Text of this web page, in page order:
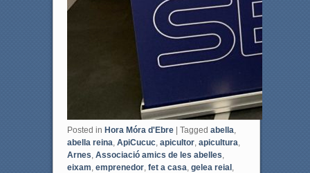
Posted in Hora Móra d'Ebre Tagged abella,
abella reina, ApiCucuc, apicultor, apicultura,
Arnes, Associació amics de les abelles,
eixam, emprenedor, fet a casa, gelea reial ,